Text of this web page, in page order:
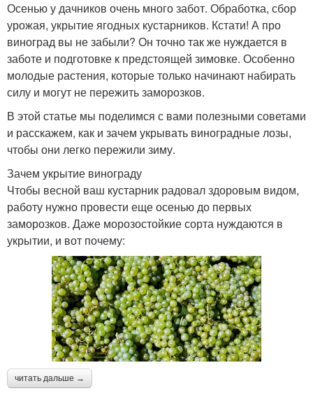
Осенью у дачников очень много забот. Обработка, сбор
урожая, укрытие ягодных кустарников. Кстати! А про
виноград вы не забыли? Он точно так же нуждается в
заботе и подготовке к предстоящей зимовке. Особенно
молодые растения, которые только начинают набирать
силу и могут не пережить заморозков.
В этой статье мы поделимся с вами полезными советами
и расскажем, как и зачем укрывать виноградные лозы,
чтобы они легко пережили зиму.
Зачем укрытие винограду
Чтобы весной ваш кустарник радовал здоровым видом,
работу нужно провести еще осенью до первых
заморозков. Даже морозостойкие сорта нуждаются в
укрытии, и вот почему:
читать дальше →